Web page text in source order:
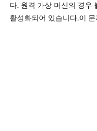
다. 원격 가상 머신의 경우
활성화되어 있습니다.이